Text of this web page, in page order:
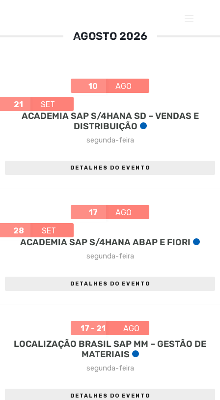
AGOSTO 2026
10
AGO
21
SET
ACADEMIA SAP S/4HANA SD – VENDAS E
DISTRIBUIÇÃO
segunda-feira
DETALHES DO EVENTO
17
AGO
28
SET
ACADEMIA SAP S/4HANA ABAP E FIORI
segunda-feira
DETALHES DO EVENTO
17 - 21 AGO
LOCALIZAÇÃO BRASIL SAP MM – GESTÃO DE
MATERIAIS
segunda-feira
DETALHES DO EVENTO